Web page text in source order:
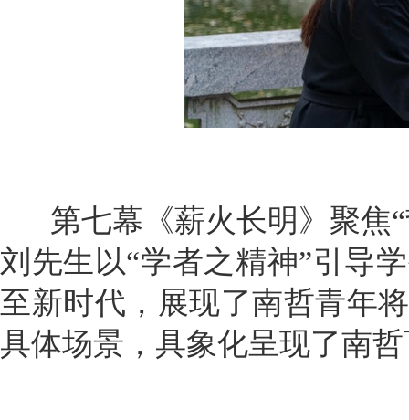
第七幕《薪火长明》聚焦
刘先生以“学者之精神”引导
至新时代，展现了南哲青年
具体场景，具象化呈现了南